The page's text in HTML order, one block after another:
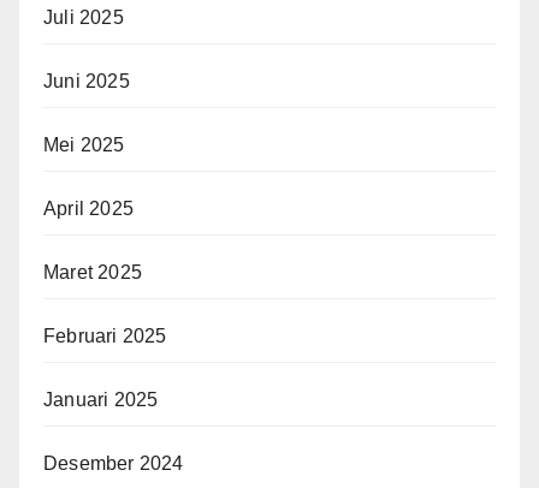
Juli 2025
Juni 2025
Mei 2025
April 2025
Maret 2025
Februari 2025
Januari 2025
Desember 2024